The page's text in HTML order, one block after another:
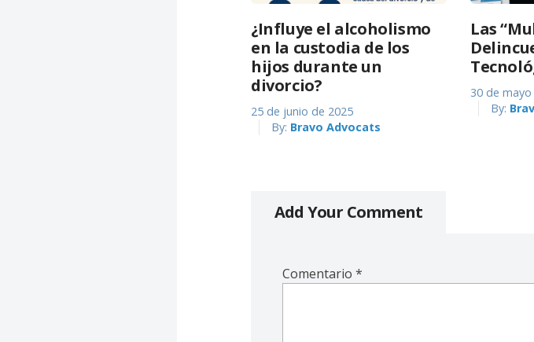
¿Influye el alcoholismo
en la custodia de los
hijos durante un
divorcio?
25 de junio de 2025
By: Bravo Advocats
Las
30 de
By:
Add Your Comment
Comentario*